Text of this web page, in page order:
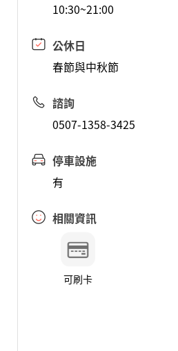
10:30~21:00
公休日
春節與中秋節
諮詢
0507-1358-3425
停車設施
有
相關資訊
可刷卡